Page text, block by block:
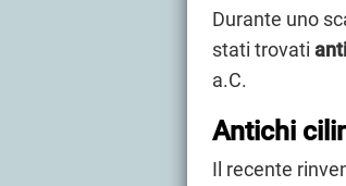
Durante uno
stati trovati
a.C.
Antichi
Il recente